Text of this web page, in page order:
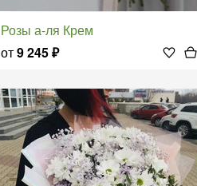
Розы а-ля Крем
от9 245₽